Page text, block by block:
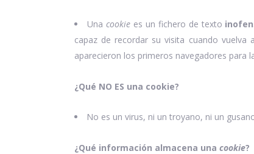
Una cookiees un fichero de texto
capaz de recordar su visita cuando
aparecieron los primeros navegadores para
¿Qué NO ES una cookie?
No es un virus, ni un troyano, ni un
¿Qué información almacena una cookie?